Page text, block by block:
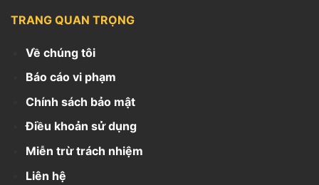
TRANG QUAN TRỌNG
Về chúng tôi
Báo cáo vi phạm
Chính sách bảo mật
Điều khoản sử dụng
Miễn trừ trách nhiệm
Liên hệ